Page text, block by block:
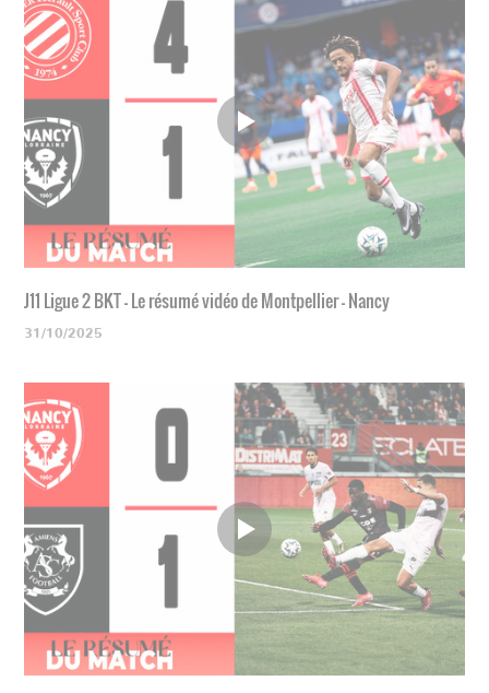
J11 Ligue 2 BKT - Le résumé vidéo de Montpellier - Nancy
31/10/2025